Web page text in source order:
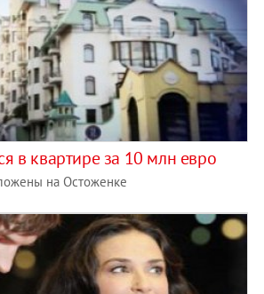
в квартире за 10 млн евро
на Остоженке